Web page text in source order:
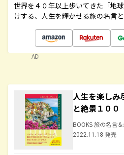
世界を４０年以上歩いてきた「地
けする、人生を輝かせる旅の名言
AD
人生を楽しみ
と絶景１００
BOOKS 旅の名言
2022.11.18 発売